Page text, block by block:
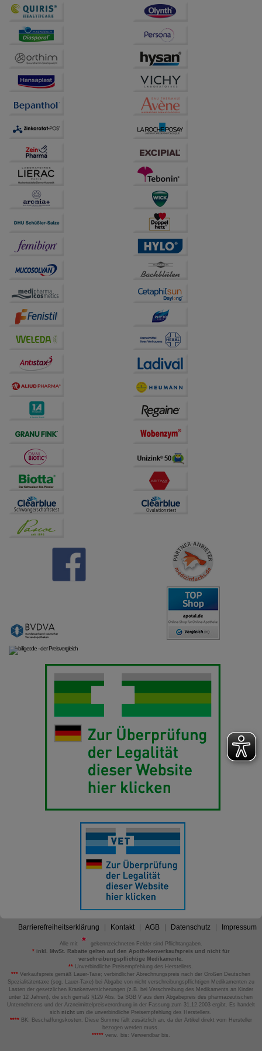
Website weiter für Sie optimieren können, den Inhalt
auf unserer Website aber auch die Werbung auf
Drittseiten möglichst relevant für Sie zu gestalten.
Bitte beachten Sie, dass Daten hierfür teilweise an
Dritte wie z.B. Google oder soziale Medien
übertragen werden.
Barrierefreiheitserklärung Kontakt AGB Datenschutz Impressum
Alle mit
gekennzeichneten Felder sind Pflichtangaben.
*inkl. MwSt. Rabatte gelten auf den Apothekenverkaufspreis und nicht für
verschreibungspflichtige Medikamente.
** Unverbindliche Preisempfehlung des Herstellers.
*** Verkaufspreis gemäß Lauer-Taxe; verbindlicher Abrechnungspreis nach der Großen Deutschen
Spezialitätentaxe (sog. Lauer-Taxe) bei Abgabe von nicht verschreibungspflichtigen Medikamenten zu
Lasten der gesetzlichen Krankenversicherungen (z.B. bei Verschreibung des Medikaments an Kinder
unter 12 Jahren), die sich gemäß §129 Abs. 5a SGB V aus dem Abgabepreis des pharmazeutischen
Unternehmens und der Arzneimittelpreisverordnung in der Fassung zum 31.12.2003 ergibt. Es handelt
sich nicht um die unverbindliche Preisempfehlung des Herstellers.
****BK: Beschaffungskosten. Diese Summe fällt zusätzlich an, da der Artikel direkt vom Hersteller
bezogen werden muss.
*****verw. bis: Verwendbar bis.